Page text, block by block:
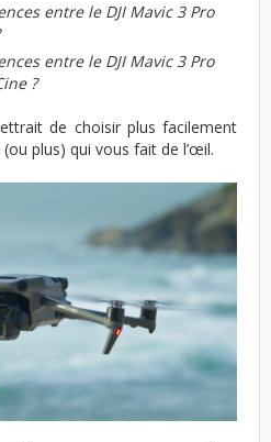
entre le DJI Mavic 3 Pro
entre le DJI Mavic 3 Pro
?
de choisir plus facilement
plus) qui vous fait de l’œil.